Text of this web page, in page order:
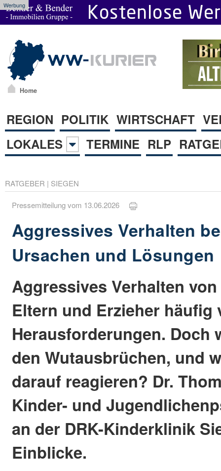
Werbung
Home
REGION POLITIK WIRTSCHAFT
LOKALES
TERMINE RLP
RATGEBER | SIEGEN
Pressemitteilung vom 13.06.2026
Aggressives Verhalten
Ursachen und Lösungen
Aggressives Verhalten
Eltern und Erzieher häufig
Herausforderungen. Doch
den Wutausbrüchen, und
darauf reagieren? Dr.
Kinder- und
an der DRK-Kinderklinik
Einblicke.